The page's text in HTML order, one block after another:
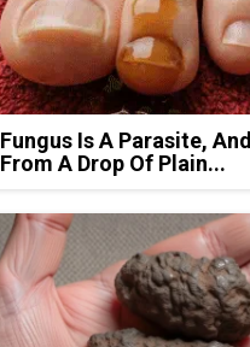
Fungus Is A Parasite,
From A Drop Of Plain...